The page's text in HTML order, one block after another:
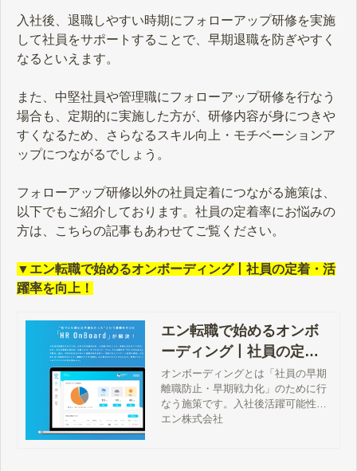
入社後、退職しやすい時期にフォローアップ研修を実施
して社員をサポートすることで、早期退職を防ぎやすく
なるといえます。
また、中堅社員や管理職にフォローアップ研修を行なう
場合も、定期的に実施した方が、研修内容が身につきや
すくなるため、さらなるスキル向上・モチベーションア
ップにつながるでしょう。
フォローアップ研修以外の社員定着につながる施策は、
以下でもご紹介しております。社員の定着率にお悩みの
方は、こちらの記事もあわせてご覧ください。
▼エン転職で始めるオンボーディング丨社員の定着・活
躍率を向上！
エン転職で始めるオンボ
ーディング丨社員の定
着・活躍率を向上！ - エン
転職｜【公式】企業様向
けサイト
オンボーディングとは「社員の早期
離職防止・早期戦力化」のために行
なう施策です。入社後活躍可能性が
高い人材を採用することを強みとす
エン株式会社